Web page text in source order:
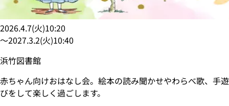
2026.4.7(火)10:20
〜2027.3.2(火)10:40
浜竹図書館
赤ちゃん向けおはなし会。絵本の読み聞かせやわらべ歌、手遊
びをして楽しく過ごします。